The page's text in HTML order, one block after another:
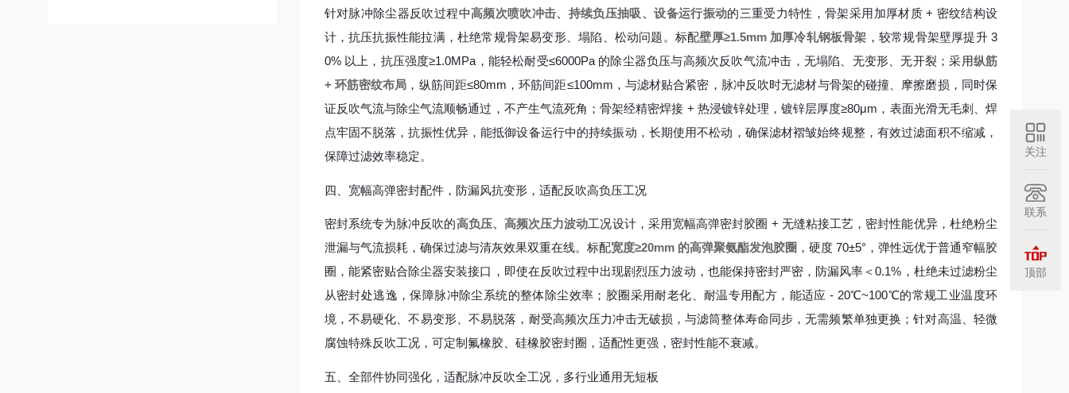
针对脉冲除尘器反吹过程中高频次喷吹冲击、持续负压抽吸、设备运行振动的三重受力特性，骨架采用加厚材质 + 密纹结构设
计，抗压抗振性能拉满，杜绝常规骨架易变形、塌陷、松动问题。标配壁厚≥1.5mm 加厚冷轧钢板骨架 ，较常规骨架壁厚提升 3
0% 以上，抗压强度≥1.0MPa，能轻松耐受≤6000Pa 的除尘器负压与高频次反吹气流冲击，无塌陷、无变形、无开裂；采用纵筋
+ 环筋密纹布局 ，纵筋间距≤80mm，环筋间距≤100mm，与滤材贴合紧密，脉冲反吹时无滤材与骨架的碰撞、摩擦磨损，同时保
证反吹气流与除尘气流顺畅通过，不产生气流死角；骨架经精密焊接 + 热浸镀锌处理，镀锌层厚度≥80μm，表面光滑无毛刺、焊
点牢固不脱落，抗振性优异，能抵御设备运行中的持续振动，长期使用不松动，确保滤材褶皱始终规整，有效过滤面积不缩减，
保障过滤效率稳定。
四、宽幅高弹密封配件，防漏风抗变形，适配反吹高负压工况
密封系统专为脉冲反吹的高负压、高频次压力波动工况设计，采用宽幅高弹密封胶圈 + 无缝粘接工艺，密封性能优异，杜绝粉尘
泄漏与气流损耗，确保过滤与清灰效果双重在线。标配宽度≥20mm 的高弹聚氨酯发泡胶圈 ，硬度 70±5°，弹性远优于普通窄幅胶
圈，能紧密贴合除尘器安装接口，即使在反吹过程中出现剧烈压力波动，也能保持密封严密，防漏风率＜0.1%，杜绝未过滤粉尘
从密封处逃逸，保障脉冲除尘系统的整体除尘效率；胶圈采用耐老化、耐温专用配方，能适应 - 20℃~100℃的常规工业温度环
境，不易硬化、不易变形、不易脱落，耐受高频次压力冲击无破损，与滤筒整体寿命同步，无需频繁单独更换；针对高温、轻微
腐蚀特殊反吹工况，可定制氟橡胶、硅橡胶密封圈，适配性更强，密封性能不衰减。
五、全部件协同强化，适配脉冲反吹全工况，多行业通用无短板
关注
联系
顶部